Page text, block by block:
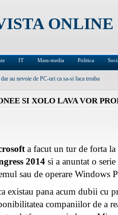
ONLINE
IT Mass-media Politica
au nevoie de PC-uri ca sa-si faca treaba
SI XOLO LAVA VOR
a facut un tur de forta la
2014 si a anuntat o
sau de operare Windows
existau pana acum dubii cu
companiilor de a